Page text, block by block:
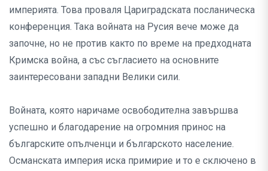
империята. Това проваля Цариградската посланическа
конференция. Така войната на Русия вече може да
започне, но не против както по време на предходната
Кримска война, а със съгласието на основните
заинтересовани западни Велики сили.
Войната, която наричаме освободителна завършва
успешно и благодарение на огромния принос на
българските опълченци и българското население.
Османската империя иска примирие и то е сключено в